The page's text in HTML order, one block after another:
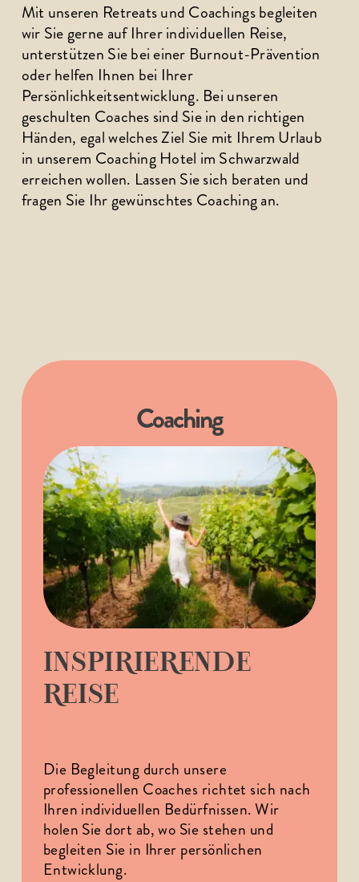
Mit unseren Retreats und Coachings begleiten
wir Sie gerne auf Ihrer individuellen Reise,
unterstützen Sie bei einer Burnout-Prävention
oder helfen Ihnen bei Ihrer
Persönlichkeitsentwicklung. Bei unseren
geschulten Coaches sind Sie in den richtigen
Händen, egal welches Ziel Sie mit Ihrem Urlaub
in unserem Coaching Hotel im Schwarzwald
erreichen wollen. Lassen Sie sich beraten und
fragen Sie Ihr gewünschtes Coaching an.
Coaching
INSPIRIERENDE
REISE
Die Begleitung durch unsere
professionellen Coaches richtet sich nach
Ihren individuellen Bedürfnissen. Wir
holen Sie dort ab, wo Sie stehen und
begleiten Sie in Ihrer persönlichen
Entwicklung.